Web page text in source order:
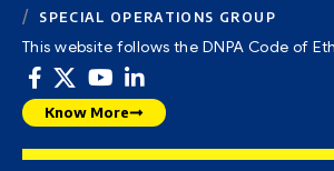
SPECIAL OPERATIONS GROUP
This website follows the DNPA Code of
Know More